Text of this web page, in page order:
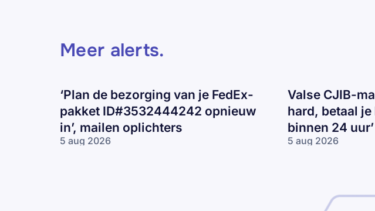
Meer alerts.
‘Plan de bezorging van je FedEx-
pakket ID#3532444242 opnieuw
in’, mailen oplichters
5 aug 2026
Valse CJIB-
hard, betaal
binnen 24 uur’
5 aug 2026